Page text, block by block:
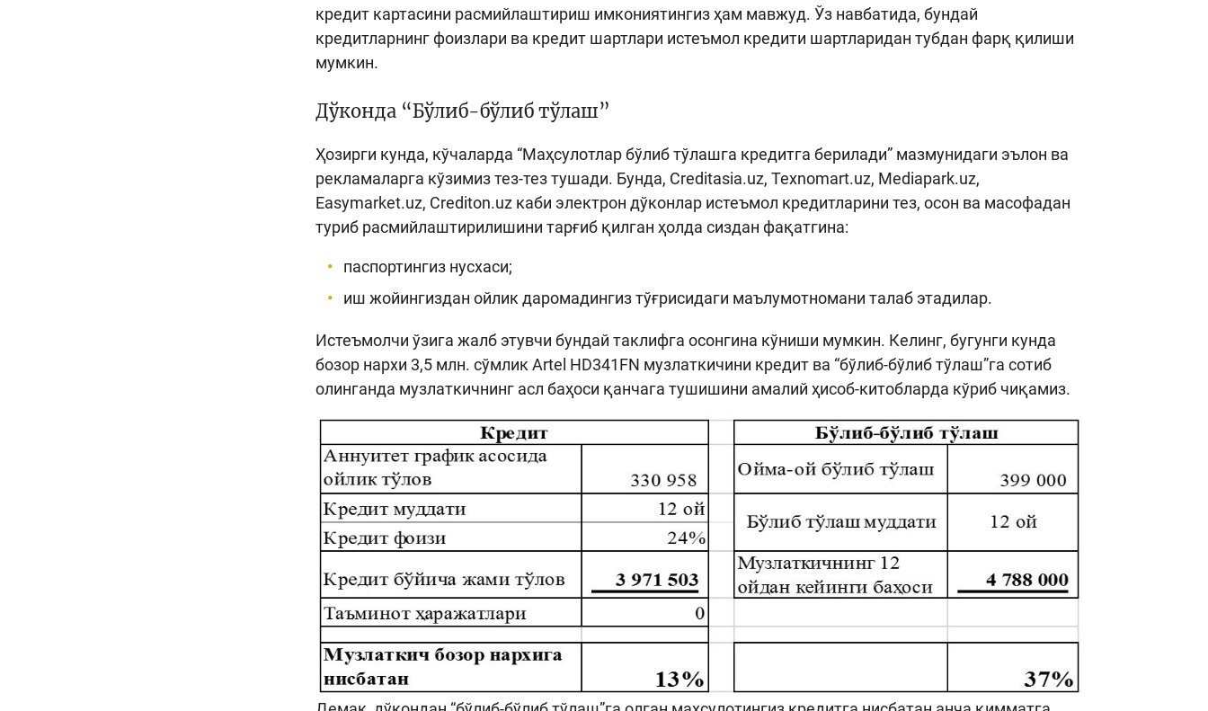
кредит картасини расмийлаштириш имкониятингиз ҳам мавжуд. Ўз навбатида, бундай
кредитларнинг фоизлари ва кредит шартлари истеъмол кредити шартларидан тубдан фарқ қилиши
мумкин.
Дўконда “Бўлиб-бўлиб тўлаш”
Ҳозирги кунда, кўчаларда “Маҳсулотлар бўлиб тўлашга кредитга берилади” мазмунидаги эълон ва
рекламаларга кўзимиз тез-тез тушади. Бунда, Creditasia.uz, Texnomart.uz, Mediapark.uz,
Easymarket.uz, Crediton.uz каби электрон дўконлар истеъмол кредитларини тез, осон ва масофадан
туриб расмийлаштирилишини тарғиб қилган ҳолда сиздан фақатгина:
паспортингиз нусхаси;
иш жойингиздан ойлик даромадингиз тўғрисидаги маълумотномани талаб этадилар.
Истеъмолчи ўзига жалб этувчи бундай таклифга осонгина кўниши мумкин. Келинг, бугунги кунда
бозор нархи 3,5 млн. сўмлик Artel HD341FN музлаткичини кредит ва “бўлиб-бўлиб тўлаш”га сотиб
олинганда музлаткичнинг асл баҳоси қанчага тушишини амалий ҳисоб-китобларда кўриб чиқамиз.